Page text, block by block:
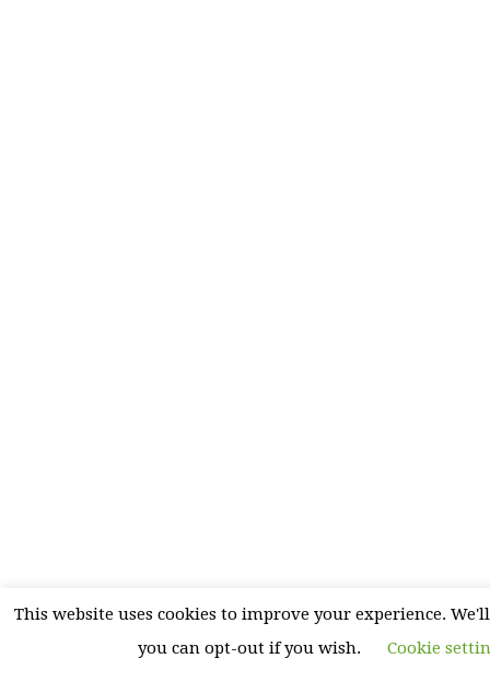
This website uses cookies to improve your experience.
you can opt-out if you wish.
Cookie